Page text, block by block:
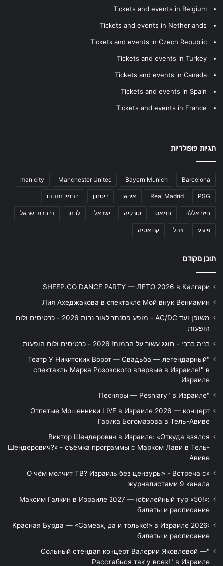
Tickets and events in Belgium
Tickets and events in Netherlands
Tickets and events in Czech Republic
Tickets and events in Turkey
Tickets and events in Canada
Tickets and events in Spain
Tickets and events in France
תגיות פופולריות
Barcelona
Bayern Munich
Manchester United
man city
PSG
Real Madrid איראן ביטחון בנימין נתניהו
חיזבאללה חמאס טורקיה ישראל לבנון נבחרת ישראל
פיגוע צהל קרואטיה
תוכן מקודם
SHEEP.CO DANCE PARTY — ЛЕТО 2026 в Калгари
Лия Ахеджакова в спектакле Мой внук Вениамин
משופן ועד AC/DC - מופע פסנתר לאור נרות 2026 - כרטיסים ולוח
הופעות
בניה ברבי - חוגג עשור על הבמות! 2026 - כרטיסים ולוח הופעות
"Театр У Никитских Ворот — Свадьба — легендарный
спектакль Марка Розовского впервые в Израиле!" в
Израиле
"Песняры — Pesniary" в Израиле
Отпетые Мошенники LIVE в Израиле 2026 — концерт
Гарика Богомазова в Тель-Авиве
Виктор Шендерович в Израиле: «Откуда взялся
Шендерович?» - съёмка программы с Марком Лави в Тель-
Авиве
«О чём молчит ТВ? Израиль без цензуры» - Встреча с
журналистами 9 канала
Максим Галкин в Израиле 2027 — юбилейный тур «50!»:
билеты и расписание
Красная Бурда — «Самеах, да и только!» в Израиле 2026:
билеты и расписание
"Сольный стендап концерт Валерии Яковлевой —
Расслабься так у всех!" в Израиле